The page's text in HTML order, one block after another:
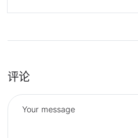
评论
Your message